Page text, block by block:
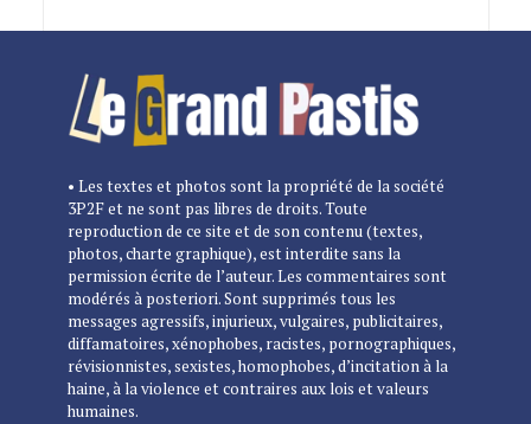
• Les textes et photos sont la propriété de la société
3P2F et ne sont pas libres de droits. Toute
reproduction de ce site et de son contenu (textes,
photos, charte graphique), est interdite sans la
permission écrite de l’auteur. Les commentaires sont
modérés à posteriori. Sont supprimés tous les
messages agressifs, injurieux, vulgaires, publicitaires,
diffamatoires, xénophobes, racistes, pornographiques,
révisionnistes, sexistes, homophobes, d’incitation à la
haine, à la violence et contraires aux lois et valeurs
humaines.